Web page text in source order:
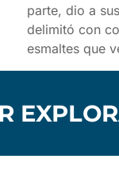
parte, dio a
delimitó con
esmaltes que